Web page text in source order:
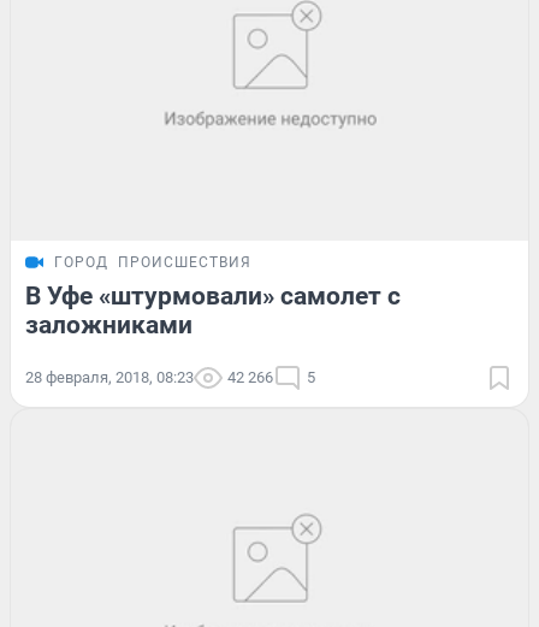
ГОРОД ПРОИСШЕСТВИЯ
В Уфе «штурмовали» самолет с
заложниками
28 февраля, 2018, 08:23 42 266 5